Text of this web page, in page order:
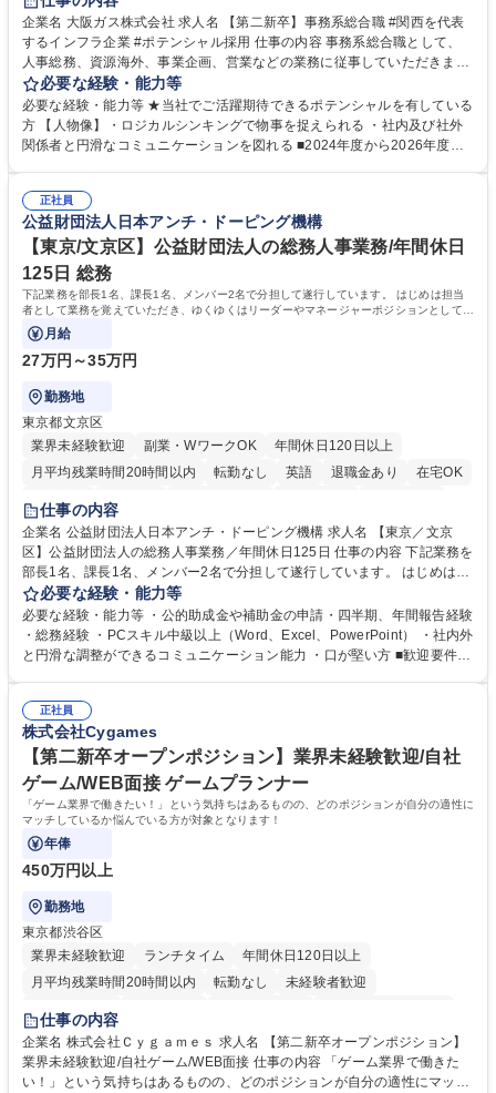
企業名 大阪ガス株式会社 求人名 【第二新卒】事務系総合職 #関西を代表
するインフラ企業 #ポテンシャル採用 仕事の内容 事務系総合職として、
人事総務、資源海外、事業企画、営業などの業務に従事していただきま
す。 【業務内容の一例】■所属事業部の勤労業務 ■海外に関係する各種業
務 ■営業部門の企画スタッフ、ルート営業 【キャリアパス】入社後の配属
ポジションで一定期間ご活躍頂いた後、本人の適性及び将来のキャリアを
鑑みてジョブローテーションを行います。 【育成】OJTでの現場育成や研
表するインフラ企業 #ポテンシャル採用
必要な経験・能力等
必要な経験・能力等 ★当社でご活躍期待できるポテンシャルを有している
方 【人物像】・ロジカルシンキングで物事を捉えられる ・社内及び社外
関係者と円滑なコミュニケーションを図れる ■2024年度から2026年度ま
72.html ■エネルギーセキュリティの不安定化や気候変動による自然災害の
甚大化など、これまで以上に社会課題解決の重要性が高まっています。
「未来の日常」の創造に向けて持続可能な社会の実現に貢献してまいりま
す。 学歴・資格 学歴：大学院 大学 語学力： 資格：
正社員
公益財団法人日本アンチ・ドーピング機構
【東京/文京区】公益財団法人の総務人事業務/年間休日
125日 総務
下記業務を部長1名、課長1名、メンバー2名で分担して遂行しています。 はじめは担当
者として業務を覚えていただき、ゆくゆくはリーダーやマネージャーポジションとして活
躍いただくことを期待しています。
月給
27万円～35万円
勤務地
東京都文京区
業界未経験歓迎
副業・WワークOK
年間休日120日以上
月平均残業時間20時間以内
転勤なし 英語 退職金あり
在宅OK
賞与あり
育休あり
食事補助あり
仕事の内容
企業名 公益財団法人日本アンチ・ドーピング機構 求人名 【東京／文京
区】公益財団法人の総務人事業務／年間休日125日 仕事の内容 下記業務を
部長1名、課長1名、メンバー2名で分担して遂行しています。 はじめは担
当者として業務を覚えていただき、ゆくゆくはリーダーやマネージャーポ
ジションとして活躍いただくことを期待しています。 【総務・人事グルー
プの業務内容】 ・人事制度関連 ・採用活動 ・教育研修の企画、実行 ・勤
怠管理 ・官公庁への各種提出 ・法定の会議運営（評議員会、理事会） ・
管理 ・福利厚生関連 ・職員からの問合せ、相談対応 ・その他日常の総務
業務全般 募集職種 【東京／文京区】公益財団法人の総務人事業務／年間
休日125日
必要な経験・能力等
必要な経験・能力等 ・公的助成金や補助金の申請・四半期、年間報告経験
・総務経験 ・PCスキル中級以上（Word、Excel、PowerPoint） ・社内外
と円滑な調整ができるコミュニケーション能力 ・口が堅い方 ■歓迎要件
正社員
株式会社Cygames
【第二新卒オープンポジション】業界未経験歓迎/自社
ゲーム/WEB面接 ゲームプランナー
「ゲーム業界で働きたい！」という気持ちはあるものの、どのポジションが自分の適性に
マッチしているか悩んでいる方が対象となります！
年俸
450万円以上
勤務地
東京都渋谷区
業界未経験歓迎
ランチタイム
年間休日120日以上
月平均残業時間20時間以内
転勤なし
未経験者歓迎
住宅手当あり
交通費支給
土日祝休み 服装自由 昼食補助あり
第二新卒歓迎
食事補助あり
仕事の内容
企業名 株式会社Ｃｙｇａｍｅｓ 求人名 【第二新卒オープンポジション】
業界未経験歓迎/自社ゲーム/WEB面接 仕事の内容 「ゲーム業界で働きた
い！」という気持ちはあるものの、どのポジションが自分の適性にマッチ